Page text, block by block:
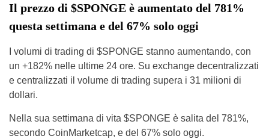
Il prezzo di $SPONGE è aumentato del 781%
questa settimana e del 67% solo oggi
I volumi di trading di $SPONGE stanno aumentando, con
un +182% nelle ultime 24 ore. Su exchange decentralizzati
e centralizzati il volume di trading supera i 31 milioni di
dollari.
Nella sua settimana di vita $SPONGE è salita del 781%,
secondo CoinMarketcap, e del 67% solo oggi.